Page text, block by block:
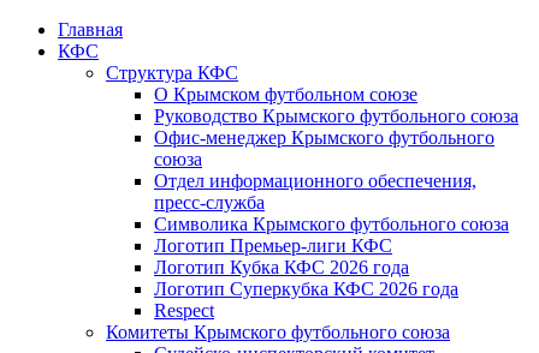
Главная
КФС
Структура КФС
О Крымском футбольном союзе
Руководство Крымского футбольного союза
Офис-менеджер Крымского футбольного
союза
Отдел информационного обеспечения,
пресс-служба
Символика Крымского футбольного союза
Логотип Премьер-лиги КФС
Логотип Кубка КФС 2026 года
Логотип Суперкубка КФС 2026 года
Respect
Комитеты Крымского футбольного союза